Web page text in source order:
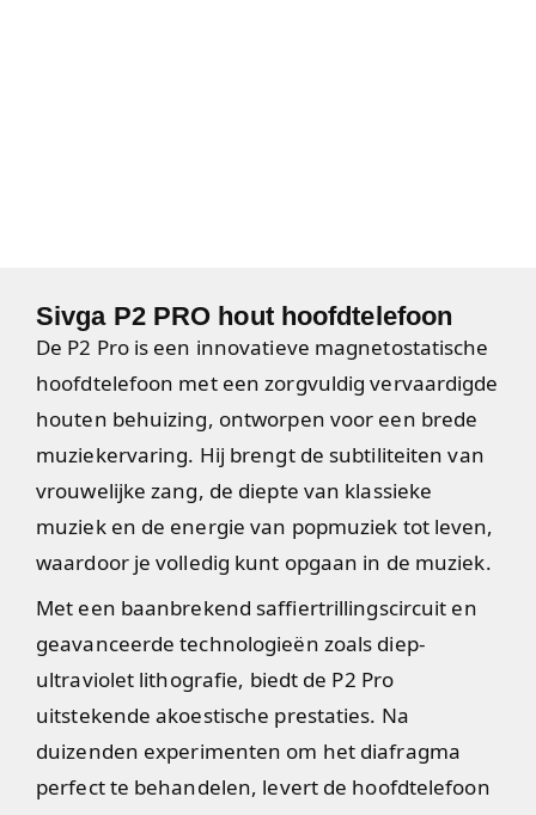
Sivga P2 PRO hout hoofdtelefoon
De P2 Pro is een innovatieve magnetostatische
hoofdtelefoon met een zorgvuldig vervaardigde
houten behuizing, ontworpen voor een brede
muziekervaring. Hij brengt de subtiliteiten van
vrouwelijke zang, de diepte van klassieke
muziek en de energie van popmuziek tot leven,
waardoor je volledig kunt opgaan in de muziek.
Met een baanbrekend saffiertrillingscircuit en
geavanceerde technologieën zoals diep-
ultraviolet lithografie, biedt de P2 Pro
uitstekende akoestische prestaties. Na
duizenden experimenten om het diafragma
perfect te behandelen, levert de hoofdtelefoon